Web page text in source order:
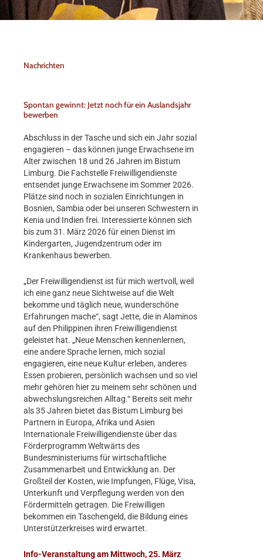
Nachrichten
Spontan gewinnt: Jetzt noch für ein Auslandsjahr
bewerben
Abschluss in der Tasche und sich ein Jahr sozial
engagieren – das können junge Erwachsene im
Alter zwischen 18 und 26 Jahren im Bistum
Limburg. Die Fachstelle Freiwilligendienste
entsendet junge Erwachsene im Sommer 2026.
Plätze sind noch in sozialen Einrichtungen in
Bosnien, Sambia oder bei unseren Schwestern in
Kenia und Indien frei. Interessierte können sich
bis zum 31. März 2026 für einen Dienst im
Kindergarten, Jugendzentrum oder im
Krankenhaus bewerben.
„Der Freiwilligendienst ist für mich wertvoll, weil
ich eine ganz neue Sichtweise auf die Welt
bekomme und täglich neue, wunderschöne
Erfahrungen mache“, sagt Jette, die in Alaminos
auf den Philippinen ihren Freiwilligendienst
geleistet hat. „Neue Menschen kennenlernen,
eine andere Sprache lernen, mich sozial
engagieren, eine neue Kultur erleben, anderes
Essen probieren, persönlich wachsen und so viel
mehr gehören hier zu meinem sehr schönen und
abwechslungsreichen Alltag.“ Bereits seit mehr
als 35 Jahren bietet das Bistum Limburg bei
Partnern in Europa, Afrika und Asien
Internationale Freiwilligendienste über das
Förderprogramm Weltwärts des
Bundesministeriums für wirtschaftliche
Zusammenarbeit und Entwicklung an. Der
Großteil der Kosten, wie Impfungen, Flüge, Visa,
Unterkunft und Verpflegung werden von den
Fördermitteln getragen. Die Freiwilligen
bekommen ein Taschengeld, die Bildung eines
Unterstützerkreises wird erwartet.
Info-Veranstaltung am Mittwoch, 25. März